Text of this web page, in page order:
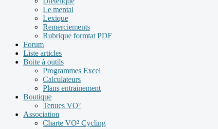
Le mental
Lexique
Remerciements
Rubrique formtat PDF
Forum
Liste articles
Boite à outils
Programmes Excel
Calculateurs
Plans entrainement
Boutique
Tenues VO²
Association
Charte VO² Cycling